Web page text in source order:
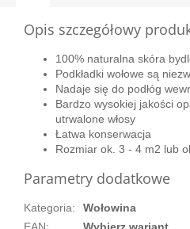
Opis szczegółowy
100% naturalna skóra
Podkładki wołowe są
Nadaje się do podłóg
Bardzo wysokiej jakości
utrwalone włosy
Łatwa konserwacja
Rozmiar ok. 3 - 4 m2 lub
Parametry dodatkowe
Kategoria:
Wołowina
EAN: Wybierz wariant